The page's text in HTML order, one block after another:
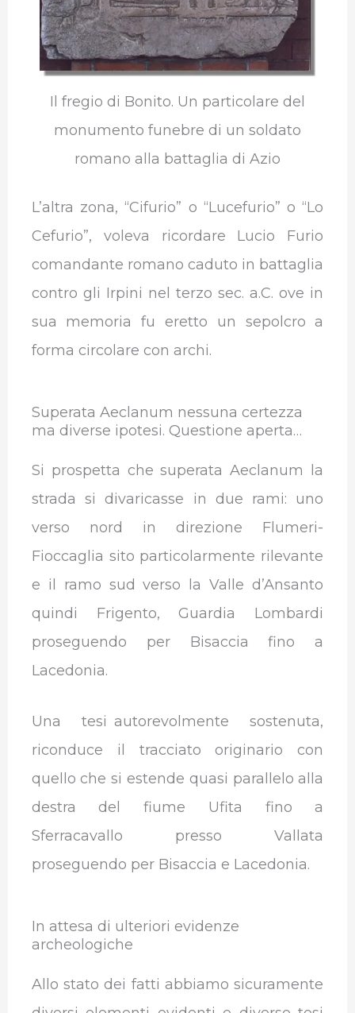
Il fregio di Bonito. Un particolare del
monumento funebre di un soldato
romano alla battaglia di Azio
L’altra zona, “Cifurio” o “Lucefurio” o “Lo
Cefurio”, voleva ricordare Lucio Furio
comandante romano caduto in battaglia
contro gli Irpini nel terzo sec. a.C. ove in
sua memoria fu eretto un sepolcro a
forma circolare con archi.
Superata Aeclanum nessuna certezza
ma diverse ipotesi. Questione aperta…
Si prospetta che superata Aeclanum la
strada si divaricasse in due rami: uno
verso nord in direzione Flumeri-
Fioccaglia sito particolarmente rilevante
e il ramo sud verso la Valle d’Ansanto
quindi Frigento, Guardia Lombardi
proseguendo per Bisaccia fino a
Lacedonia.
Una tesi autorevolmente sostenuta,
riconduce il tracciato originario con
quello che si estende quasi parallelo alla
destra del fiume Ufita fino a
Sferracavallo presso Vallata
proseguendo per Bisaccia e Lacedonia.
In attesa di ulteriori evidenze
archeologiche
Allo stato dei fatti abbiamo sicuramente